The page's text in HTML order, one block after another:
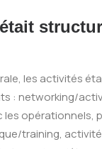
les activités
: networking/
les opérationnels,
training,